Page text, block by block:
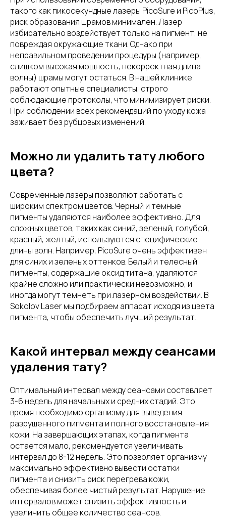
такого как пикосекундные лазеры PicoSure и PicoPlus,
риск образования шрамов минимален. Лазер
избирательно воздействует только на пигмент, не
повреждая окружающие ткани. Однако при
неправильном проведении процедуры (например,
слишком высокая мощность, некорректная длина
волны) шрамы могут остаться. В нашей клинике
работают опытные специалисты, строго
соблюдающие протоколы, что минимизирует риски.
При соблюдении всех рекомендаций по уходу кожа
заживает без рубцовых изменений.
Можно ли удалить тату любого
цвета?
Современные лазеры позволяют работать с
широким спектром цветов. Черный и темные
пигменты удаляются наиболее эффективно. Для
сложных цветов, таких как синий, зеленый, голубой,
красный, желтый, используются специфические
длины волн. Например, PicoSure очень эффективен
для синих и зеленых оттенков. Белый и телесный
пигменты, содержащие оксид титана, удаляются
крайне сложно или практически невозможно, и
иногда могут темнеть при лазерном воздействии. В
Sokolov Laser мы подбираем аппарат исходя из цвета
пигмента, чтобы обеспечить лучший результат.
Какой интервал между сеансами
удаления тату?
Оптимальный интервал между сеансами составляет
3-6 недель для начальных и средних стадий. Это
время необходимо организму для выведения
разрушенного пигмента и полного восстановления
кожи. На завершающих этапах, когда пигмента
остается мало, рекомендуется увеличивать
интервал до 8-12 недель. Это позволяет организму
максимально эффективно вывести остатки
пигмента и снизить риск перегрева кожи,
обеспечивая более чистый результат. Нарушение
интервалов может снизить эффективность и
увеличить общее количество сеансов.